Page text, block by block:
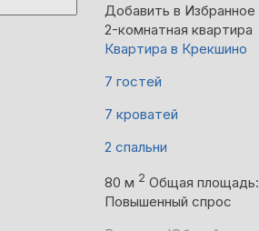
Добавить в Избранное
2-комнатная квартира
Квартира в Крекшино
7 гостей
7 кроватей
2 спальни
80 м 2 Общая
Повышенный спрос